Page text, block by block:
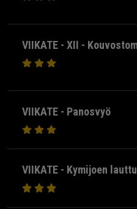
VIIKATE - XII -
VIIKATE - Panosvyö
VIIKATE - Kymijoen